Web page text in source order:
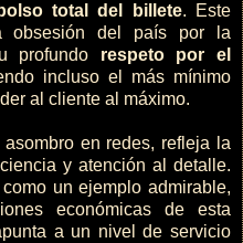
total del billete. Este
obsesión del país por la
profundo respeto por el
incluso el más mínimo
al cliente al máximo.
en redes, refleja la
y atención al detalle.
un ejemplo admirable,
económicas de esta
a un nivel de servicio